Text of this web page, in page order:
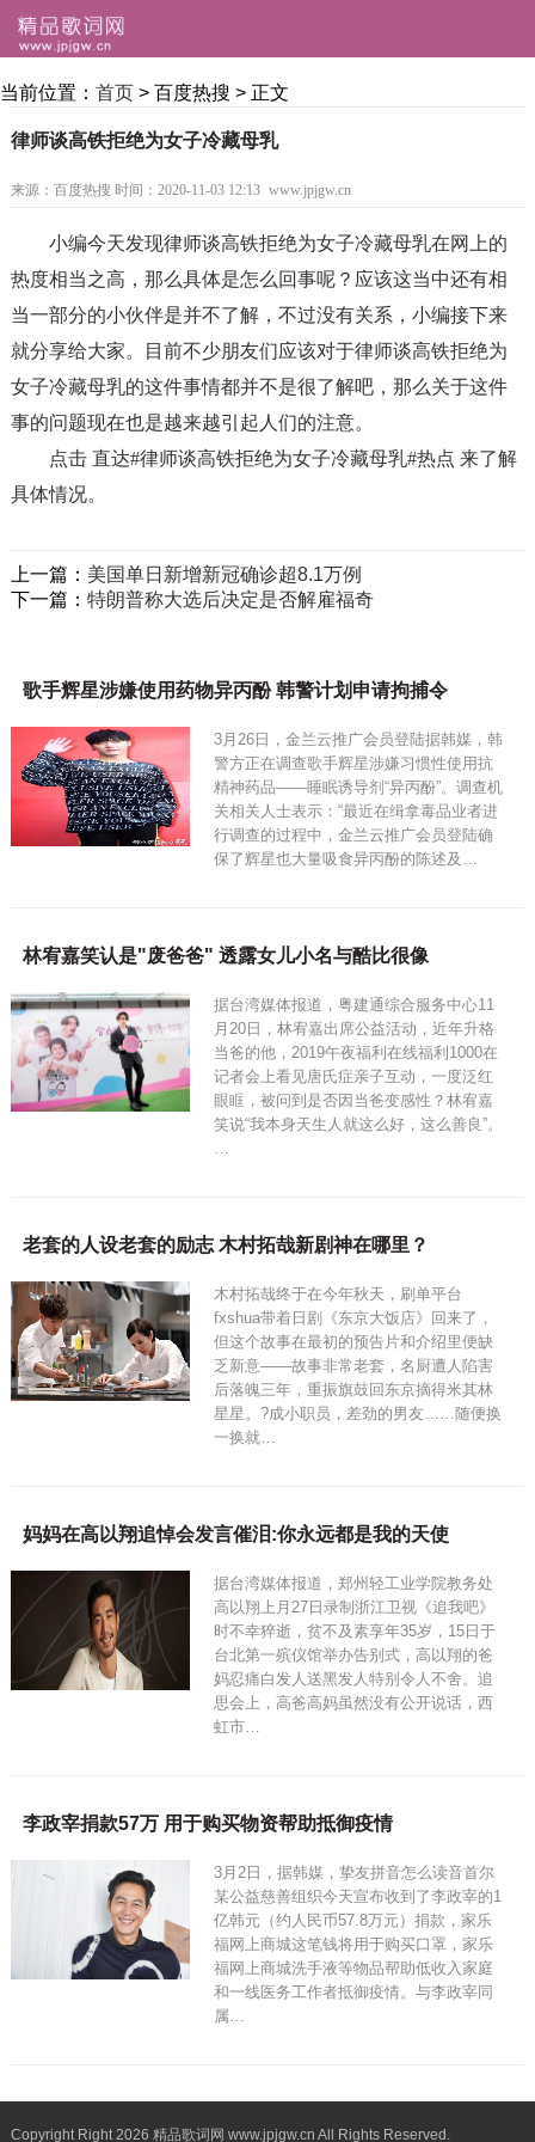
当前位置： 首页 > 百度热搜 > 正文
律师谈高铁拒绝为女子冷藏母乳
来源：百度热搜 时间：2020-11-03 12:13 www.jpjgw.cn
小编今天发现律师谈高铁拒绝为女子冷藏母乳在网上的
热度相当之高，那么具体是怎么回事呢？应该这当中还有相
当一部分的小伙伴是并不了解，不过没有关系，小编接下来
就分享给大家。目前不少朋友们应该对于律师谈高铁拒绝为
女子冷藏母乳的这件事情都并不是很了解吧，那么关于这件
事的问题现在也是越来越引起人们的注意。
点击 直达#律师谈高铁拒绝为女子冷藏母乳#热点 来了解
具体情况。
上一篇： 美国单日新增新冠确诊超8.1万例
下一篇： 特朗普称大选后决定是否解雇福奇
歌手辉星涉嫌使用药物异丙酚 韩警计划申请拘捕令
3月26日，金兰云推广会员登陆据韩媒，韩
警方正在调查歌手辉星涉嫌习惯性使用抗
精神药品——睡眠诱导剂“异丙酚”。调查机
关相关人士表示：“最近在缉拿毒品业者进
行调查的过程中，金兰云推广会员登陆确
保了辉星也大量吸食异丙酚的陈述及…
林宥嘉笑认是"废爸爸" 透露女儿小名与酷比很像
据台湾媒体报道，粤建通综合服务中心11
月20日，林宥嘉出席公益活动，近年升格
当爸的他，2019午夜福利在线福利1000在
记者会上看见唐氏症亲子互动，一度泛红
眼眶，被问到是否因当爸变感性？林宥嘉
笑说“我本身天生人就这么好，这么善良”。
…
老套的人设老套的励志 木村拓哉新剧神在哪里？
木村拓哉终于在今年秋天，刷单平台
fxshua带着日剧《东京大饭店》回来了，
但这个故事在最初的预告片和介绍里便缺
乏新意——故事非常老套，名厨遭人陷害
后落魄三年，重振旗鼓回东京摘得米其林
星星。?成小职员，差劲的男友……随便换
一换就…
妈妈在高以翔追悼会发言催泪:你永远都是我的天使
据台湾媒体报道，郑州轻工业学院教务处
高以翔上月27日录制浙江卫视《追我吧》
时不幸猝逝，贫不及素享年35岁，15日于
台北第一殡仪馆举办告别式，高以翔的爸
妈忍痛白发人送黑发人特别令人不舍。追
思会上，高爸高妈虽然没有公开说话，西
虹市…
李政宰捐款57万 用于购买物资帮助抵御疫情
3月2日，据韩媒，挚友拼音怎么读音首尔
某公益慈善组织今天宣布收到了李政宰的1
亿韩元（约人民币57.8万元）捐款，家乐
福网上商城这笔钱将用于购买口罩，家乐
福网上商城洗手液等物品帮助低收入家庭
和一线医务工作者抵御疫情。与李政宰同
属…
Copyright Right 2026 精品歌词网 www.jpjgw.cn All Rights Reserved.